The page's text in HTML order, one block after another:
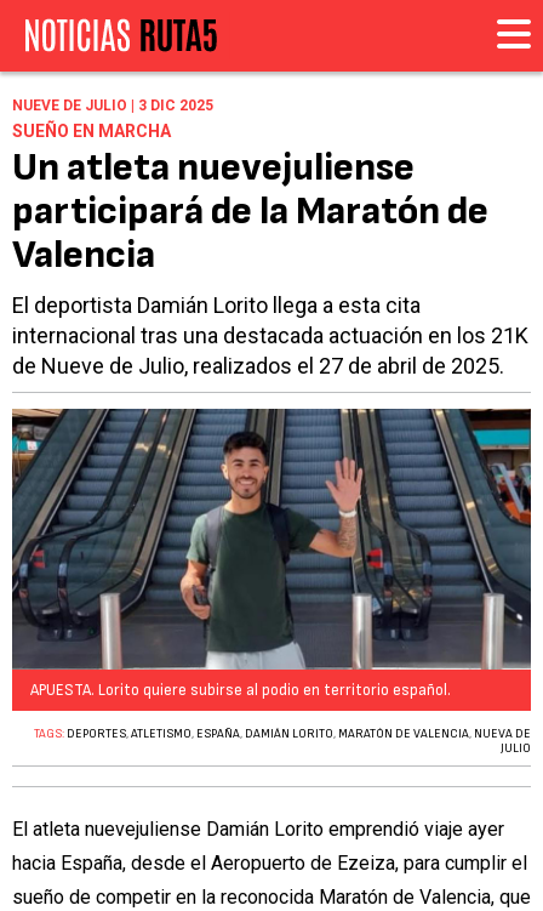
NUEVE DE JULIO | 3 DIC 2025
SUEÑO EN MARCHA
Un atleta nuevejuliense
participará de la Maratón de
Valencia
El deportista Damián Lorito llega a esta cita
internacional tras una destacada actuación en los 21K
de Nueve de Julio, realizados el 27 de abril de 2025.
APUESTA. Lorito quiere subirse al podio en territorio español.
TAGS: DEPORTES,ATLETISMO, ESPAÑA, DAMIÁN LORITO, MARATÓN DE VALENCIA, NUEVA DE
JULIO
El atleta nuevejuliense Damián Lorito emprendió viaje ayer
hacia España, desde el Aeropuerto de Ezeiza, para cumplir el
sueño de competir en la reconocida Maratón de Valencia, que